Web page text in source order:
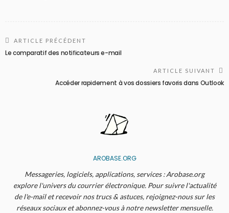
ARTICLE PRÉCÉDENT
Le comparatif des notificateurs e-mail
ARTICLE SUIVANT
Accéder rapidement à vos dossiers favoris dans Outlook
AROBASE.ORG
Messageries, logiciels, applications, services : Arobase.org
explore l'univers du courrier électronique. Pour suivre l'actualité
de l'e-mail et recevoir nos trucs & astuces, rejoignez-nous sur les
réseaux sociaux et abonnez-vous à notre newsletter mensuelle.